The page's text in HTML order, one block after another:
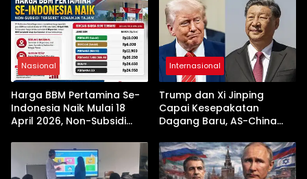
Nasional
Harga BBM Pertamina Se-
Indonesia Naik Mulai 18
April 2026, Non-Subsidi
Internasional
Trump dan Xi Jinping
Capai Kesepakatan
Dagang Baru, AS-China
Jelang Kunjungan Beijing